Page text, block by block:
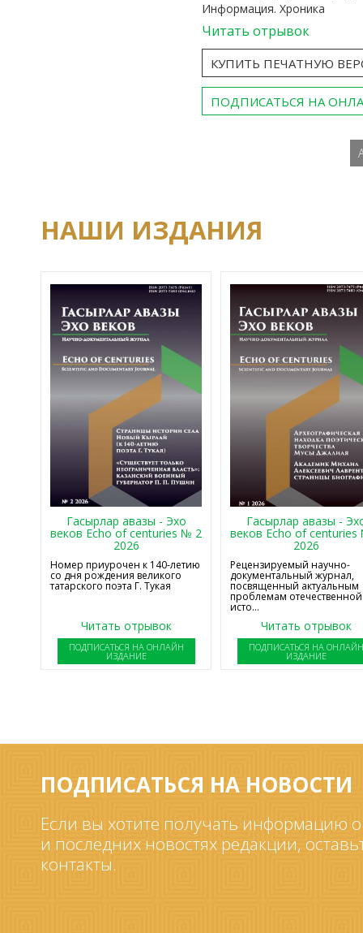
Информация. Хроника
Читать отрывок
КУПИТЬ ПЕЧАТНУЮ
ПОДПИСАТЬСЯ НА
НАШИ ИЗДАНИЯ
Гасырлар авазы - Эхо
веков Echo of centuries № 2
2026
Номер приурочен к 140-летию
со дня рождения великого
татарского поэта Г. Тукая
Читать отрывок
ПОДПИСАТЬСЯ НА ОНЛАЙН
ИЗДАНИЕ
Гасырлар авазы -
веков Echo of
2026
Рецензируемый научно-
документальный журнал,
посвященный актуальным
проблемам отечественной
исто...
Читать отрывок
ПОДПИСАТЬСЯ НА
ИЗДАНИЕ
ПОДПИСАТЬСЯ НА НОВОСТИ
Если вы хотите получать информацию
и последних новостях редакции,
контакты.